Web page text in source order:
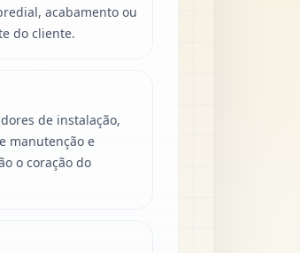
acabamento ou
do cliente.
de instalação,
manutenção e
o coração do